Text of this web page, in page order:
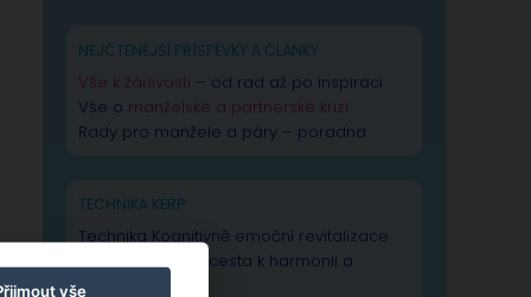
NEJČTENĚJŠÍ PŘÍSPĚVKY A ČLÁNKY
Vše k žárlivosti – od rad až po inspiraci
Vše o manželské a partnerské krizi
Rady pro manžele a páry – poradna
TECHNIKA KERP
Technika Kognitivně emoční revitalizace
psychiky – Vaše cesta k harmonii a
výkonnosti duše.
vše